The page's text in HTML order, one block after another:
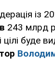
із
243 млрд
цілі буде